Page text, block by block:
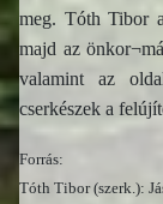
meg. Tóth Tibor
majd az
valamint az
cserkészek a
Forrás:
Tóth Tibor (szerk.):